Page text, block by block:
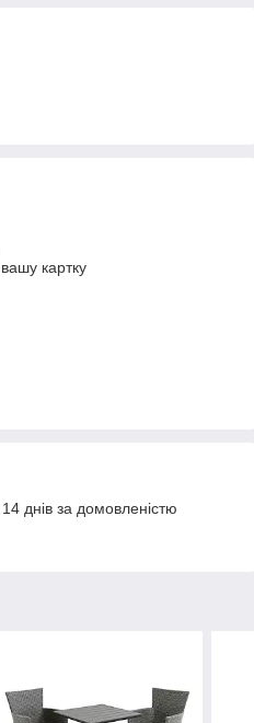
картку
днів за домовленістю